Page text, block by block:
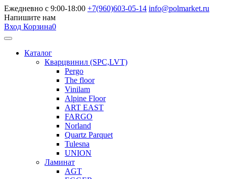
Ежедневно с 9:00-18:00 +7(960)603-05-14 info@polmarket.ru
Напишите нам
Вход Корзина0
Каталог
Кварцвинил (SPC,LVT)
Pergo
The floor
Vinilam
Alpine Floor
ART EAST
FARGO
Norland
Quartz Parquet
Tulesna
UNION
Ламинат
AGT